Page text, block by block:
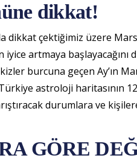
dikkat!
da dikkat çektiğimiz üzere
artmaya başlayacağını
burcuna geçen Ay’ın
astroloji haritasının
durumlara ve
GÖRE